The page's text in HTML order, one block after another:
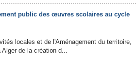
public des œuvres scolaires au cycle
locales et de l'Aménagement du territoire,
de la création d...